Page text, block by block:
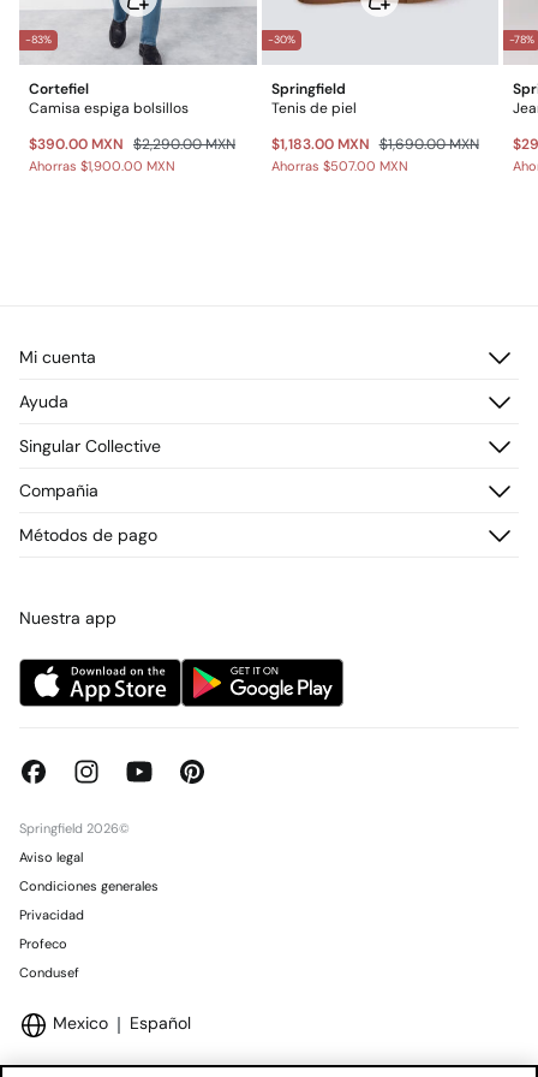
-83%
Cortefiel
Camisa espiga bolsillos
$390.00 MXN $2,290.00 MXN
Ahorras $1,900.00 MXN
-30%
Springfield
Tenis de piel
$1,183.00 MXN $1,690.00 MXN
Ahorras $507.00 MXN
-78%
Mi cuenta
Registrarme
Direcciones de envío
Ayuda
Preguntas frecuentes
Envío
Promociones vigentes
Singular Collective
¡Únete!
Compañia
Tiendas
Métodos de pago
Nuestra app
Springfield 2026©
Aviso legal
Condiciones generales
Privacidad
Profeco
Condusef
Mexico Español